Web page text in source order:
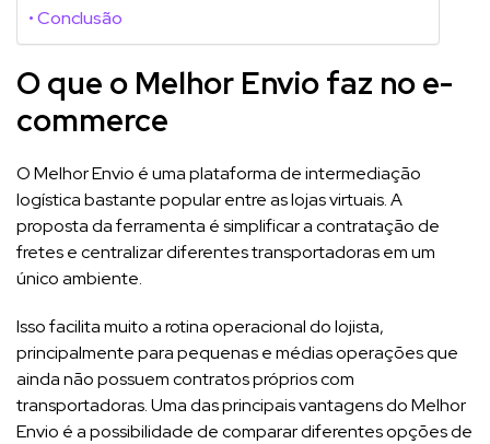
Conclusão
O que o Melhor Envio faz no e-
commerce
O Melhor Envio é uma plataforma de intermediação
logística bastante popular entre as lojas virtuais. A
proposta da ferramenta é simplificar a contratação de
fretes e centralizar diferentes transportadoras em um
único ambiente.
Isso facilita muito a rotina operacional do lojista,
principalmente para pequenas e médias operações que
ainda não possuem contratos próprios com
transportadoras. Uma das principais vantagens do Melhor
Envio é a possibilidade de comparar diferentes opções de